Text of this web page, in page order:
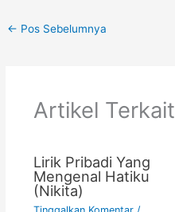
c
e
o
er
p k
← Pos Sebelumnya
Artikel Terkait
Lirik Pribadi Yang
Mengenal Hatiku
(Nikita)